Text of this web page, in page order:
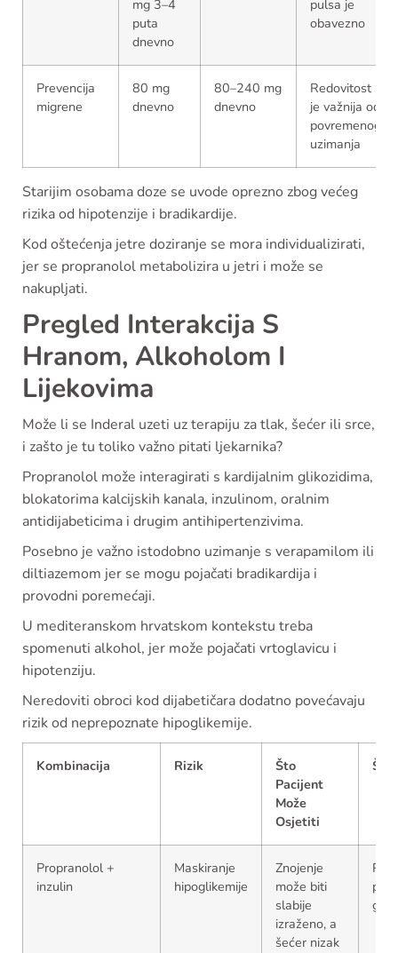
mg 3–4
puta
dnevno
pulsa je
obavezno
Prevencija
migrene
80 mg
dnevno
80–240 mg
dnevno
Redovitost
je važnija od
povremenog
uzimanja
Starijim osobama doze se uvode oprezno zbog većeg
rizika od hipotenzije i bradikardije.
Kod oštećenja jetre doziranje se mora individualizirati,
jer se propranolol metabolizira u jetri i može se
nakupljati.
Pregled Interakcija S
Hranom, Alkoholom I
Lijekovima
Može li se Inderal uzeti uz terapiju za tlak, šećer ili srce,
i zašto je tu toliko važno pitati ljekarnika?
Propranolol može interagirati s kardijalnim glikozidima,
blokatorima kalcijskih kanala, inzulinom, oralnim
antidijabeticima i drugim antihipertenzivima.
Posebno je važno istodobno uzimanje s verapamilom ili
diltiazemom jer se mogu pojačati bradikardija i
provodni poremećaji.
U mediteranskom hrvatskom kontekstu treba
spomenuti alkohol, jer može pojačati vrtoglavicu i
hipotenziju.
Neredoviti obroci kod dijabetičara dodatno povećavaju
rizik od neprepoznate hipoglikemije.
Kombinacija Rizik
Što
Pacijent
Može
Osjetiti
Što
Propranolol +
inzulin
Maskiranje
hipoglikemije
Znojenje
može biti
slabije
izraženo, a
šećer nizak